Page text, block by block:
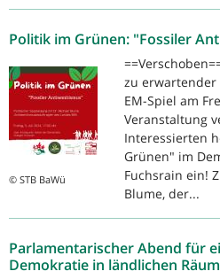
Politik im Grünen: "Fossiler
© STB BaWü
zu
EM-Spiel am
Veranstaltung
Interessierten
Grünen" im
Fuchsrain ein!
Blume, der...
Parlamentarischer Abend für
Demokratie in ländlichen